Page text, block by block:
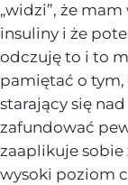
„widzi”, że
insuliny i że
odczuję to i to
pamiętać o tym,
starający się
zafundować
zaaplikuje
wysoki poziom